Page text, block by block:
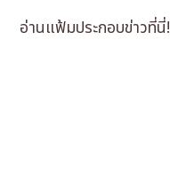
อ่านแฟ้มประกอบข่าวที่นี่!